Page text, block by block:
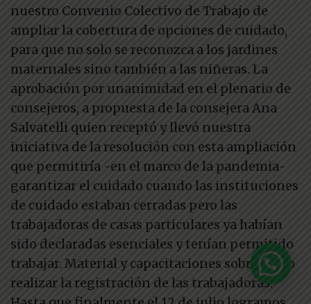
nuestro Convenio Colectivo de Trabajo de
ampliar la cobertura de opciones de cuidado,
para que no solo se reconozca a los jardines
maternales sino también a las niñeras. La
aprobación por unanimidad en el plenario de
consejeros, a propuesta de la consejera Ana
Salvatelli quien receptó y llevó nuestra
iniciativa de la resolución con esta ampliación
que permitiría -en el marco de la pandemia-
garantizar el cuidado cuando las instituciones
de cuidado estaban cerradas pero las
trabajadoras de casas particulares ya habían
sido declaradas esenciales y tenían permitido
trabajar. Material y capacitaciones sobre cómo
realizar la registración de las trabajadoras.
Contactate con SITRAJU CABA